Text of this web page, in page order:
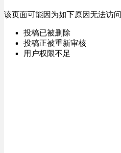
该页面可能因为如下原因无法访问
投稿已被删除
投稿正被重新审核
用户权限不足